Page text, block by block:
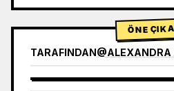
ÖNE
TARAFINDAN@ALEXANDRA
DIĞER MODELLERIN